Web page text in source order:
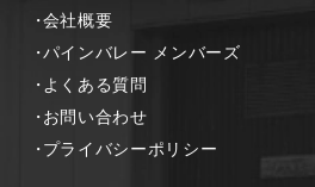
会社概要
パインバレー メンバーズ
よくある質問
お問い合わせ
プライバシーポリシー